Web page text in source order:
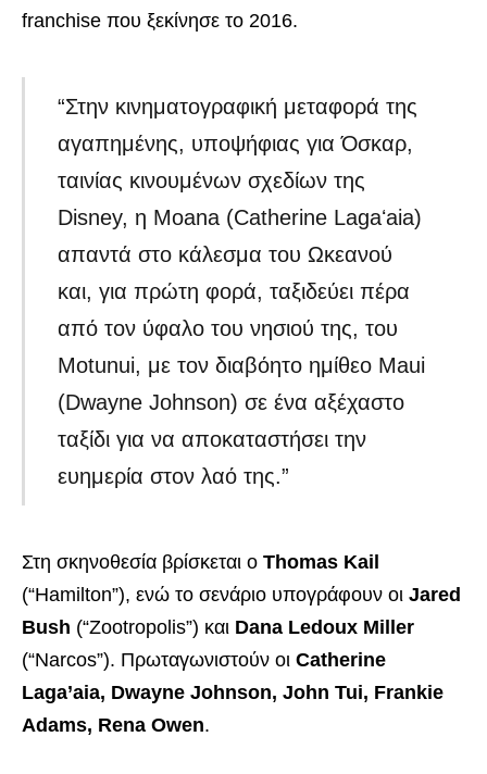
franchise που ξεκίνησε το 2016.
“Στην κινηματογραφική μεταφορά της
αγαπημένης, υποψήφιας για Όσκαρ,
ταινίας κινουμένων σχεδίων της
Disney, η Moana (Catherine Lagaʻaia)
απαντά στο κάλεσμα του Ωκεανού
και, για πρώτη φορά, ταξιδεύει πέρα ​​
από τον ύφαλο του νησιού της, του
Motunui, με τον διαβόητο ημίθεο Maui
(Dwayne Johnson) σε ένα αξέχαστο
ταξίδι για να αποκαταστήσει την
ευημερία στον λαό της.”
Στη σκηνοθεσία βρίσκεται ο Thomas Kail
(“Hamilton”), ενώ το σενάριο υπογράφουν οι Jared
Bush (“Zootropolis”) και Dana Ledoux Miller
(“Narcos”). Πρωταγωνιστούν οι Catherine
Laga’aia, Dwayne Johnson, John Tui, Frankie
Adams, Rena Owen.